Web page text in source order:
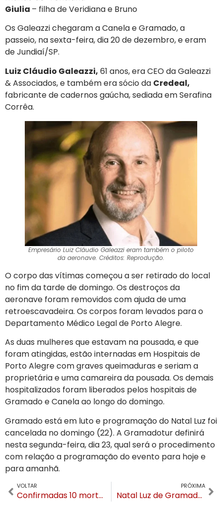
Giulia – filha de Veridiana e Bruno
Os Galeazzi chegaram a Canela e Gramado, a
passeio, na sexta-feira, dia 20 de dezembro, e eram
de Jundiaí/SP.
Luiz Cláudio Galeazzi, 61 anos, era CEO da Galeazzi
& Associados, e também era sócio da Credeal,
fabricante de cadernos gaúcha, sediada em Serafina
Corrêa.
Empresário Luiz Cláudio Galeazzi eram também o piloto
da aeronave. Créditos: Reprodução.
O corpo das vítimas começou a ser retirado do local
no fim da tarde de domingo. Os destroços da
aeronave foram removidos com ajuda de uma
retroescavadeira. Os corpos foram levados para o
Departamento Médico Legal de Porto Alegre.
As duas mulheres que estavam na pousada, e que
foram atingidas, estão internadas em Hospitais de
Porto Alegre com graves queimaduras e seriam a
proprietária e uma camareira da pousada. Os demais
hospitalizados foram liberados pelos hospitais de
Gramado e Canela ao longo do domingo.
Gramado está em luto e programação do Natal Luz foi
cancelada no domingo (22). A Gramadotur definirá
nesta segunda-feira, dia 23, qual será o procedimento
com relação a programação do evento para hoje e
para amanhã.
VOLTAR
Confirmadas 10 mortes após queda de aeronave em Gramado. Vítimas eram da mesma família
PRÓXIMA
Natal Luz de Gramado retoma programação normal nesta segunda (23)